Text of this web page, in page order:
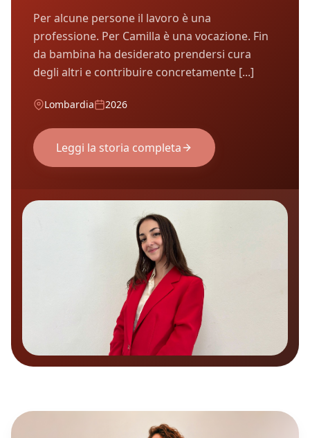
Per alcune persone il lavoro è una
professione. Per Camilla è una vocazione. Fin
da bambina ha desiderato prendersi cura
degli altri e contribuire concretamente [...]
Lombardia 2026
Leggi la storia completa